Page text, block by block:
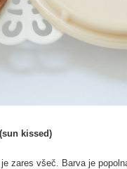
kissed)
zares všeč. Barva je